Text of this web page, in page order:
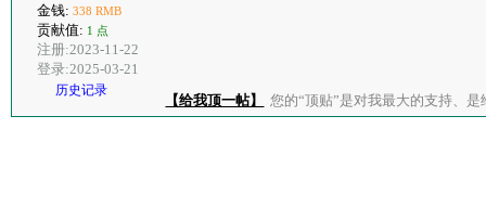
金钱: 338 RMB
贡献值: 1 点
注册:2023-11-22
登录:2025-03-21
历史记录
【给我顶一帖】 您的“顶贴”是对我最大的支持、